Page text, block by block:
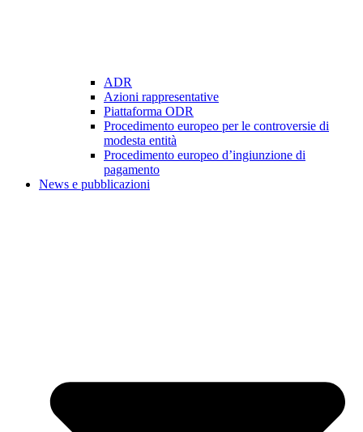
ADR
Azioni rappresentative
Piattaforma ODR
Procedimento europeo per le controversie di
modesta entità
Procedimento europeo d’ingiunzione di
pagamento
News e pubblicazioni